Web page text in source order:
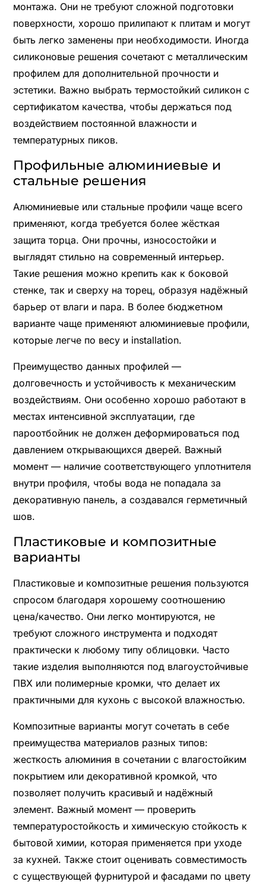
монтажа. Они не требуют сложной подготовки
поверхности, хорошо прилипают к плитам и могут
быть легко заменены при необходимости. Иногда
силиконовые решения сочетают с металлическим
профилем для дополнительной прочности и
эстетики. Важно выбрать термостойкий силикон с
сертификатом качества, чтобы держаться под
воздействием постоянной влажности и
температурных пиков.
Профильные алюминиевые и
стальные решения
Алюминиевые или стальные профили чаще всего
применяют, когда требуется более жёсткая
защита торца. Они прочны, износостойки и
выглядят стильно на современный интерьер.
Такие решения можно крепить как к боковой
стенке, так и сверху на торец, образуя надёжный
барьер от влаги и пара. В более бюджетном
варианте чаще применяют алюминиевые профили,
которые легче по весу и installation.
Преимущество данных профилей —
долговечность и устойчивость к механическим
воздействиям. Они особенно хорошо работают в
местах интенсивной эксплуатации, где
пароотбойник не должен деформироваться под
давлением открывающихся дверей. Важный
момент — наличие соответствующего уплотнителя
внутри профиля, чтобы вода не попадала за
декоративную панель, а создавался герметичный
шов.
Пластиковые и композитные
варианты
Пластиковые и композитные решения пользуются
спросом благодаря хорошему соотношению
цена/качество. Они легко монтируются, не
требуют сложного инструмента и подходят
практически к любому типу облицовки. Часто
такие изделия выполняются под влагоустойчивые
ПВХ или полимерные кромки, что делает их
практичными для кухонь с высокой влажностью.
Композитные варианты могут сочетать в себе
преимущества материалов разных типов:
жесткость алюминия в сочетании с влагостойким
покрытием или декоративной кромкой, что
позволяет получить красивый и надёжный
элемент. Важный момент — проверить
температуростойкость и химическую стойкость к
бытовой химии, которая применяется при уходе
за кухней. Также стоит оценивать совместимость
с существующей фурнитурой и фасадами по цвету